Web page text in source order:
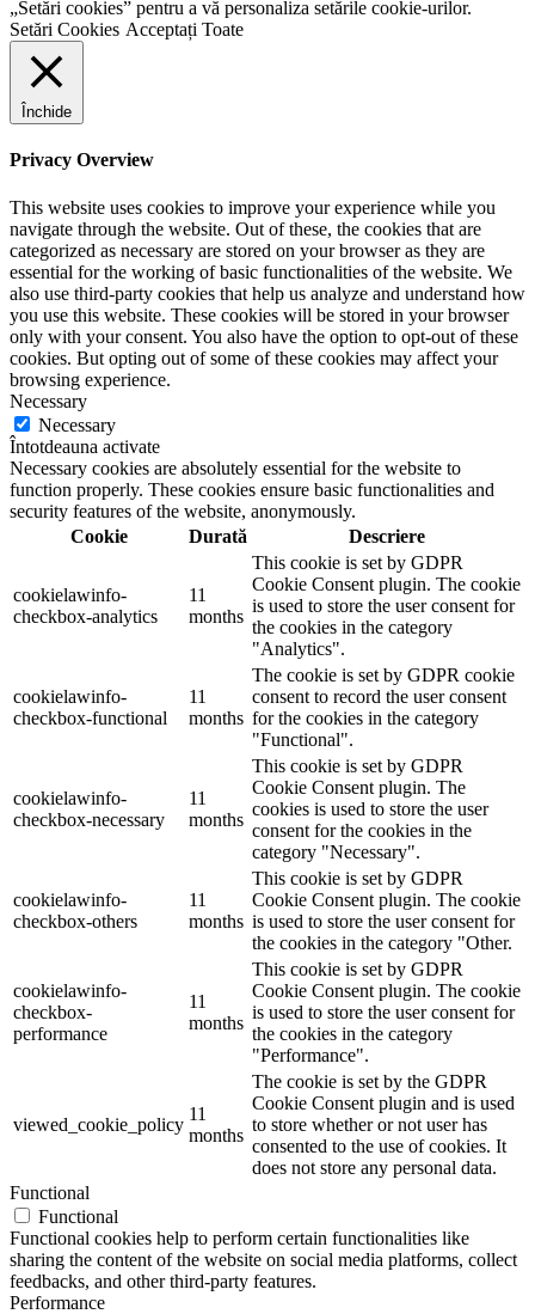
„Setări cookies” pentru a vă personaliza setările cookie-urilor.
Setări Cookies Acceptați Toate
Închide
Privacy Overview
This website uses cookies to improve your experience while you
navigate through the website. Out of these, the cookies that are
categorized as necessary are stored on your browser as they are
essential for the working of basic functionalities of the website. We
also use third-party cookies that help us analyze and understand how
you use this website. These cookies will be stored in your browser
only with your consent. You also have the option to opt-out of these
cookies. But opting out of some of these cookies may affect your
browsing experience.
Necessary
Necessary
Întotdeauna activate
Necessary cookies are absolutely essential for the website to
function properly. These cookies ensure basic functionalities and
security features of the website, anonymously.
Cookie
Durată Descriere
cookielawinfo-
checkbox-analytics
11
months
This cookie is set by GDPR
Cookie Consent plugin. The cookie
is used to store the user consent for
the cookies in the category
"Analytics".
cookielawinfo-
checkbox-functional
11
months
The cookie is set by GDPR cookie
consent to record the user consent
for the cookies in the category
"Functional".
cookielawinfo-
checkbox-necessary
11
months
This cookie is set by GDPR
Cookie Consent plugin. The
cookies is used to store the user
consent for the cookies in the
category "Necessary".
cookielawinfo-
checkbox-others
11
months
This cookie is set by GDPR
Cookie Consent plugin. The cookie
is used to store the user consent for
the cookies in the category "Other.
cookielawinfo-
checkbox-
performance
11
months
This cookie is set by GDPR
Cookie Consent plugin. The cookie
is used to store the user consent for
the cookies in the category
"Performance".
viewed_cookie_policy
11
months
The cookie is set by the GDPR
Cookie Consent plugin and is used
to store whether or not user has
consented to the use of cookies. It
does not store any personal data.
Functional
Functional
Functional cookies help to perform certain functionalities like
sharing the content of the website on social media platforms, collect
feedbacks, and other third-party features.
Performance